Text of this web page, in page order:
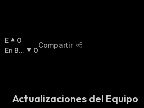
E
N
0
En Baj
0
Compartir
Actualizaciones del Equipo